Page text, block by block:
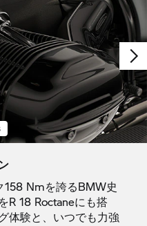
158 Nmを誇るBMW史
R 18 Roctaneにも搭
体験と、いつでも力強